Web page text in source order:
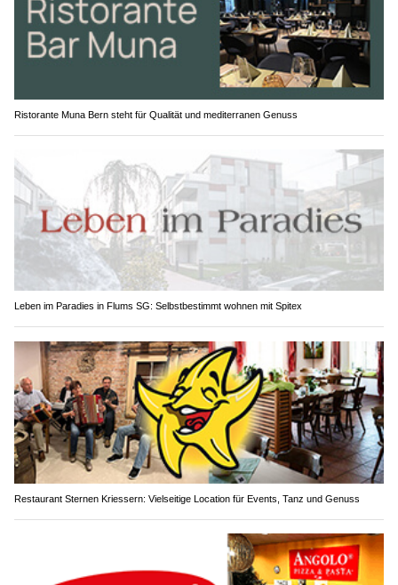
Ristorante Muna Bern steht für Qualität und mediterranen Genuss
Leben im Paradies in Flums SG: Selbstbestimmt wohnen mit Spitex
Restaurant Sternen Kriessern: Vielseitige Location für Events, Tanz und Genuss